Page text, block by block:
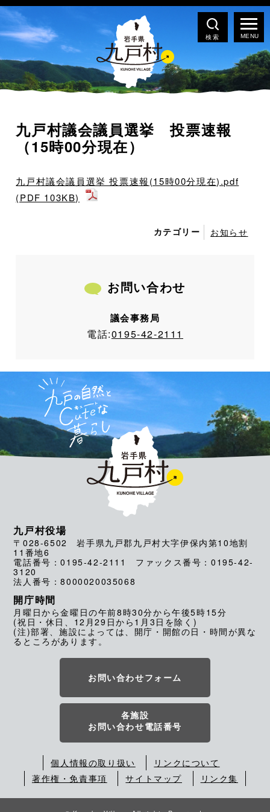
検索
九戸村議会議員選挙 投票速報
（15時00分現在）
九戸村議会議員選挙 投票速報(15時00分現在).pdf
(PDF 103KB)
カテゴリー お知らせ
お問い合わせ
議会事務局
電話:0195-42-2111
九戸村役場
〒028-6502 岩手県九戸郡九戸村大字伊保内第10地割
11番地6
電話番号：0195-42-2111 ファックス番号：0195-42-
3120
法人番号：8000020035068
開庁時間
月曜日から金曜日の午前8時30分から午後5時15分
(祝日・休日、12月29日から1月3日を除く)
(注)部署、施設によっては、開庁・開館の日・時間が異な
るところがあります。
お問い合わせフォーム
各施設
お問い合わせ電話番号
個人情報の取り扱い
リンクについて
著作権・免責事項
サイトマップ リンク集